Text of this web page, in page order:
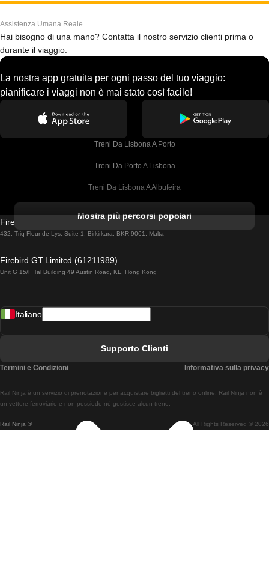
Assistenza Umana Reale
Hai bisogno di una mano? Contatta il nostro servizio clienti prima o
durante il viaggio.
La nostra app gratuita per ogni passo del tuo viaggio:
pianificare i viaggi non è mai stato così facile!
Treni Da Lisbona A Porto
Treni Da Porto A Lisbona
Treni Da Lisbona A Albufeira
Treni Da Lisbona A Lagos
Treni Da Lisbona A Madrid
Treni Da Lisbon A Braga
Treni Da Braga A Lisbona
Mostra più percorsi popolari
Firebird GT Limited (OC 1451)
432, Triq Fleur de Lys, Suite 1, Birkirkara, BKR 9061, Malta
Firebird GT Limited (61211989)
Unit G 15/F Tal Building 49 Austin Road, KL, Hong Kong
Rail Ninja ® All Rights Reserved © 2026
Rail Ninja è un servizio di prenotazione per acquistare biglietti del treno online. Rail Ninja non è
un vettore ferroviario e non possiede né gestisce alcun treno.
Italiano
Supporto Clienti
Termini e Condizioni Informativa sulla privacy